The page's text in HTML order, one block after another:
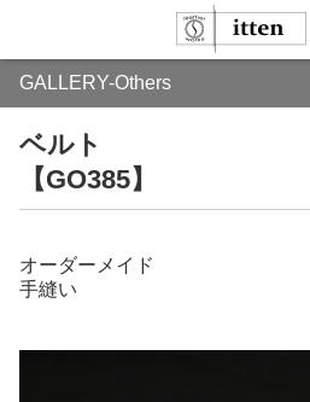
GALLERY-Others
ベルト
【GO385】
オーダーメイド
手縫い